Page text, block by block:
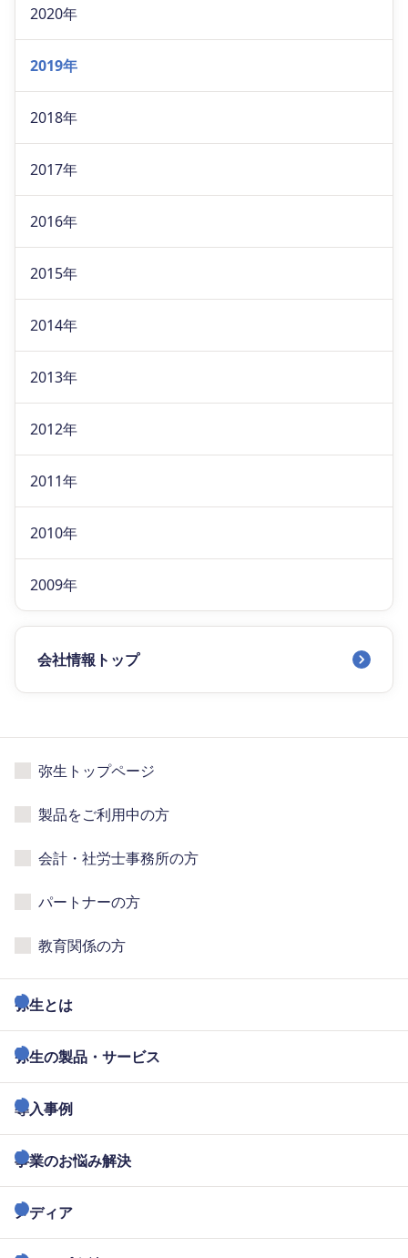
2020年
2019年
2018年
2017年
2016年
2015年
2014年
2013年
2012年
2011年
2010年
2009年
会社情報トップ
弥生トップページ
製品をご利用中の方
会計・社労士事務所の方
パートナーの方
教育関係の方
弥生とは
弥生の製品・サービス
導入事例
事業のお悩み解決
メディア